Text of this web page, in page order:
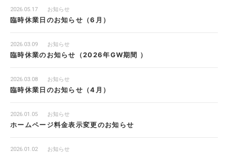
2026.05.17 お知らせ
臨時休業日のお知らせ（6月）
2026.03.09 お知らせ
臨時休業のお知らせ（2026年GW期間 ）
2026.03.08 お知らせ
臨時休業日のお知らせ（4月）
2026.01.05 お知らせ
ホームページ料金表示変更のお知らせ
2026.01.02 お知らせ